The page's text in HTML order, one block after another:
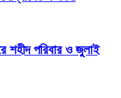
শহীদ পরিবার ও জুলাই